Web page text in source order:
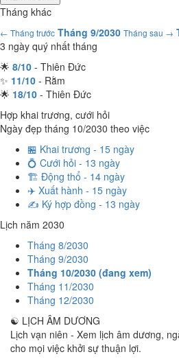
Tháng khác
← Tháng trước Tháng 9/2030 Tháng sau →
3 ngày quý nhất tháng
🌟 8/10 - Thiên Đức
✨ 11/10 - Rằm
🌟 18/10 - Thiên Đức
Hợp khai trương, cưới hỏi
Ngày đẹp tháng 10/2030 theo việc
🏪 Khai trương - 15 ngày
💍 Cưới hỏi - 13 ngày
🏗️ Động thổ - 14 ngày
✈️ Xuất hành - 15 ngày
✍️ Ký hợp đồng - 13 ngày
Lịch năm 2030
Tháng 8/2030
Tháng 9/2030
Tháng 10/2030 (đang xem)
Tháng 11/2030
Tháng 12/2030
☯ LỊCH ÂM DƯƠNG
Lịch vạn niên - Xem lịch âm dương,
cho mọi việc khởi sự thuận lợi.